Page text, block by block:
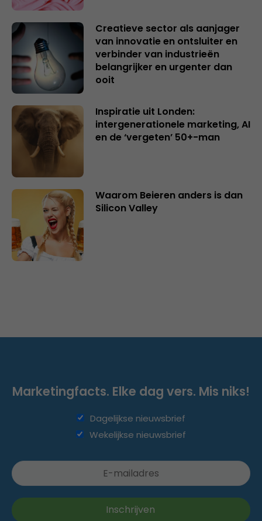
Creatieve sector als aanjager
van innovatie en ontsluiter en
verbinder van industrieën
belangrijker en urgenter dan
ooit
Inspiratie uit Londen:
intergenerationele marketing, AI
en de ‘vergeten’ 50+-man
Waarom Beieren anders is dan
Silicon Valley
Marketingfacts. Elke dag vers. Mis niks!
Dagelijkse nieuwsbrief
Wekelijkse nieuwsbrief